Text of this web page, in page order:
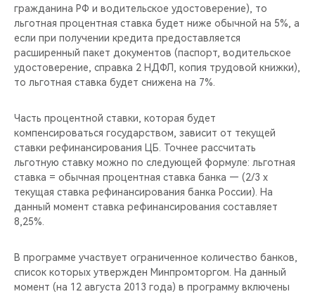
гражданина РФ и водительское удостоверение), то
льготная процентная ставка будет ниже обычной на 5%, а
если при получении кредита предоставляется
расширенный пакет документов (паспорт, водительское
удостоверение, справка 2 НДФЛ, копия трудовой книжки),
то льготная ставка будет снижена на 7%.
Часть процентной ставки, которая будет
компенсироваться государством, зависит от текущей
ставки рефинансирования ЦБ. Точнее рассчитать
льготную ставку можно по следующей формуле: льготная
ставка = обычная процентная ставка банка — (2/3 x
текущая ставка рефинансирования банка России). На
данный момент ставка рефинансирования составляет
8,25%.
В программе участвует ограниченное количество банков,
список которых утвержден Минпромторгом. На данный
момент (на 12 августа 2013 года) в программу включены